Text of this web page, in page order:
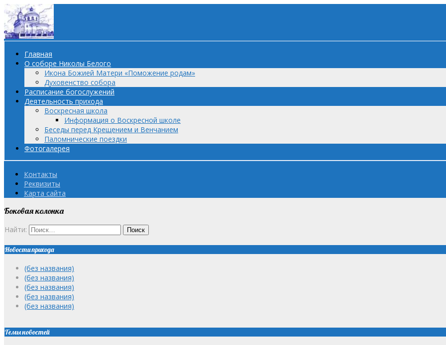
Главная
О соборе Николы Белого
Икона Божией Матери «Поможение родам»
Духовенство собора
Расписание богослужений
Деятельность прихода
Воскресная школа
Информация о Воскресной школе
Беседы перед Крещением и Венчанием
Паломнические поездки
Фотогалерея
Контакты
Реквизиты
Карта сайта
Боковая колонка
Найти:
Новости прихода
(без названия)
(без названия)
(без названия)
(без названия)
(без названия)
Темы новостей